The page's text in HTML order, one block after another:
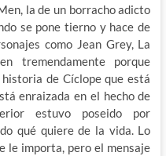
la de un borracho adicto
se pone tierno y hace de
como Jean Grey, La
tremendamente porque
de Cíclope que está
enraizada en el hecho de
estuvo poseido por
qué quiere de la vida. Lo
le importa, pero el mensaje